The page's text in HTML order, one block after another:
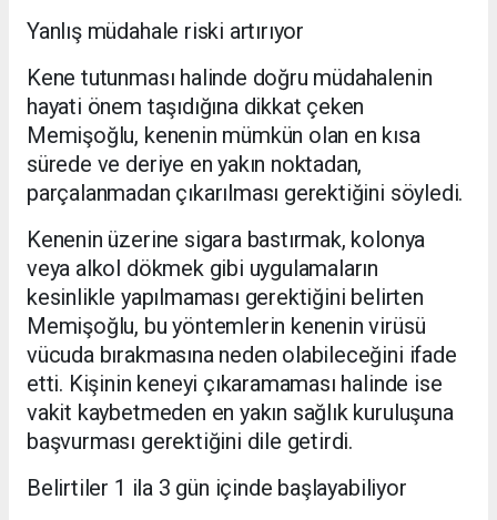
Yanlış müdahale riski artırıyor
Kene tutunması halinde doğru müdahalenin
hayati önem taşıdığına dikkat çeken
Memişoğlu, kenenin mümkün olan en kısa
sürede ve deriye en yakın noktadan,
parçalanmadan çıkarılması gerektiğini söyledi.
Kenenin üzerine sigara bastırmak, kolonya
veya alkol dökmek gibi uygulamaların
kesinlikle yapılmaması gerektiğini belirten
Memişoğlu, bu yöntemlerin kenenin virüsü
vücuda bırakmasına neden olabileceğini ifade
etti. Kişinin keneyi çıkaramaması halinde ise
vakit kaybetmeden en yakın sağlık kuruluşuna
başvurması gerektiğini dile getirdi.
Belirtiler 1 ila 3 gün içinde başlayabiliyor